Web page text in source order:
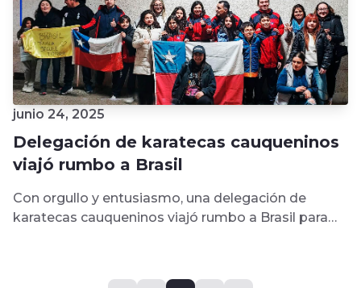
junio 24, 2025
Delegación de karatecas cauqueninos
viajó rumbo a Brasil
Con orgullo y entusiasmo, una delegación de
karatecas cauqueninos viajó rumbo a Brasil para